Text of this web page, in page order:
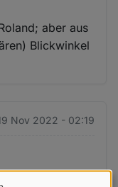
aber aus
Blickwinkel
Nov 2022 - 02:19